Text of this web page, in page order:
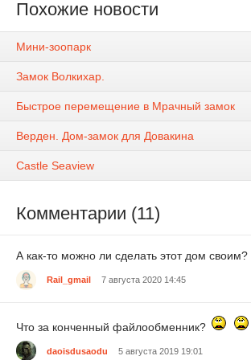
Похожие новости
Mини-зоопарк
Замок Волкихар.
Быстрое перемещение в Мрачный замок
Верден. Дом-замок для Довакина
Castle Seaview
Комментарии (11)
А как-то можно ли сделать этот дом своим?
Rail_gmail 7 августа 2020 14:45
Что за конченный файлообменник?
daoisdusaodu 5 августа 2019 19:01